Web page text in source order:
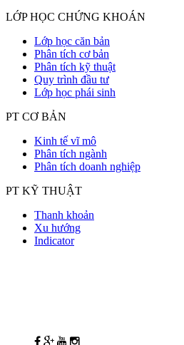
LỚP HỌC CHỨNG KHOÁN
Lớp học căn bản
Phân tích cơ bản
Phân tích kỹ thuật
Quy trình đầu tư
Lớp học phái sinh
PT CƠ BẢN
Kinh tế vĩ mô
Phân tích ngành
Phân tích doanh nghiệp
PT KỸ THUẬT
Thanh khoản
Xu hướng
Indicator